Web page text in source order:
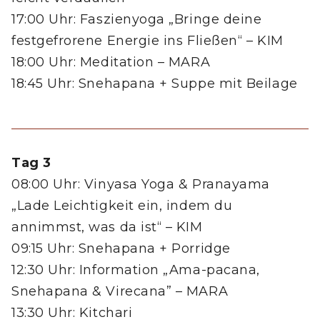
17:00 Uhr: Faszienyoga „Bringe deine
festgefrorene Energie ins Fließen“ – KIM
18:00 Uhr: Meditation – MARA
18:45 Uhr: Snehapana + Suppe mit Beilage
Tag 3
08:00 Uhr: Vinyasa Yoga & Pranayama
„Lade Leichtigkeit ein, indem du
annimmst, was da ist“ – KIM
09:15 Uhr: Snehapana + Porridge
12:30 Uhr: Information „Ama-pacana,
Snehapana & Virecana” – MARA
13:30 Uhr: Kitchari